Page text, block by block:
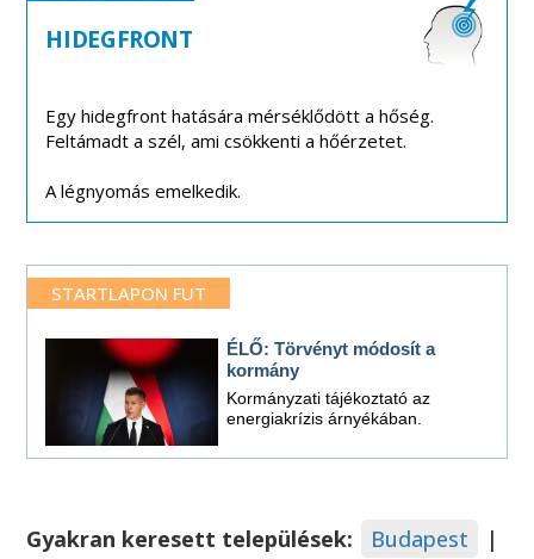
HIDEGFRONT
Egy hidegfront hatására mérséklődött a hőség.
Feltámadt a szél, ami csökkenti a hőérzetet.
A légnyomás emelkedik.
STARTLAPON FUT
ÉLŐ: Törvényt módosít a
kormány
Kormányzati tájékoztató az
energiakrízis árnyékában.
Gyakran keresett települések: Budapest
|